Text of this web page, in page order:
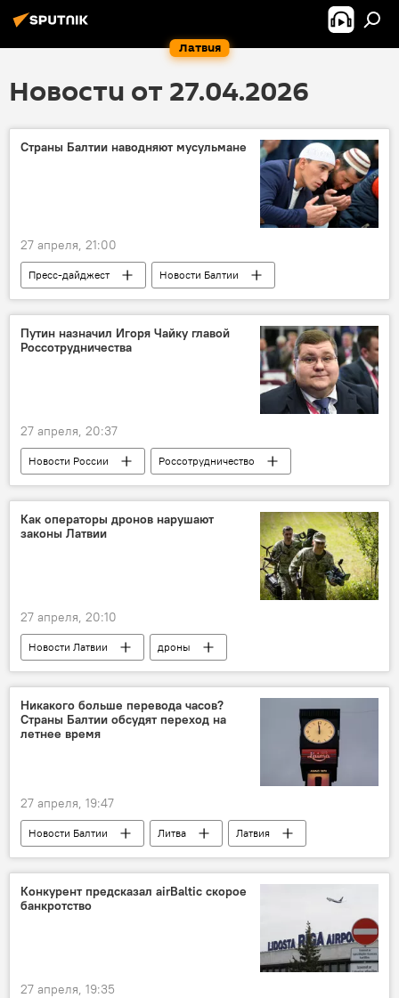
Латвия
Новости от 27.04.2026
Страны Балтии наводняют мусульмане
27 апреля, 21:00
Пресс-дайджест
Новости Балтии
Литва
мечеть
трудовая миграция
миграционная политика
Путин назначил Игоря Чайку главой
Россотрудничества
27 апреля, 20:37
Новости России
Россотрудничество
Евгений Примаков
назначение
Владимир Путин
Как операторы дронов нарушают
законы Латвии
27 апреля, 20:10
Новости Латвии
дроны
Госполиция
Никакого больше перевода часов?
Страны Балтии обсудят переход на
летнее время
27 апреля, 19:47
Новости Балтии Литва
Латвия
Эстония
Перевод часов
Конкурент предсказал airBaltic скорое
банкротство
27 апреля, 19:35